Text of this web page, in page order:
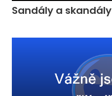
Sandály a skandály